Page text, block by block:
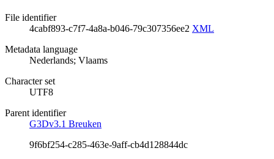
File identifier
4cabf893-c7f7-4a8a-b046-79c307356ee2 XML
Metadata language
Nederlands; Vlaams
Character set
UTF8
Parent identifier
G3Dv3.1 Breuken
9f6bf254-c285-463e-9aff-cb4d128844dc